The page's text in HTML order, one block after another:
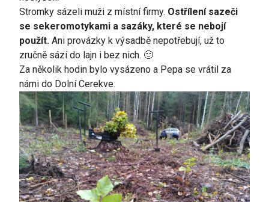
Stromky sázeli muži z místní firmy. Ostřílení sazeči
se sekeromotykami a sazáky, které se nebojí
použít. Ani provázky k výsadbě nepotřebují, už to
zručně sází do lajn i bez nich. 🙂
Za několik hodin bylo vysázeno a Pepa se vrátil za
námi do Dolní Cerekve.